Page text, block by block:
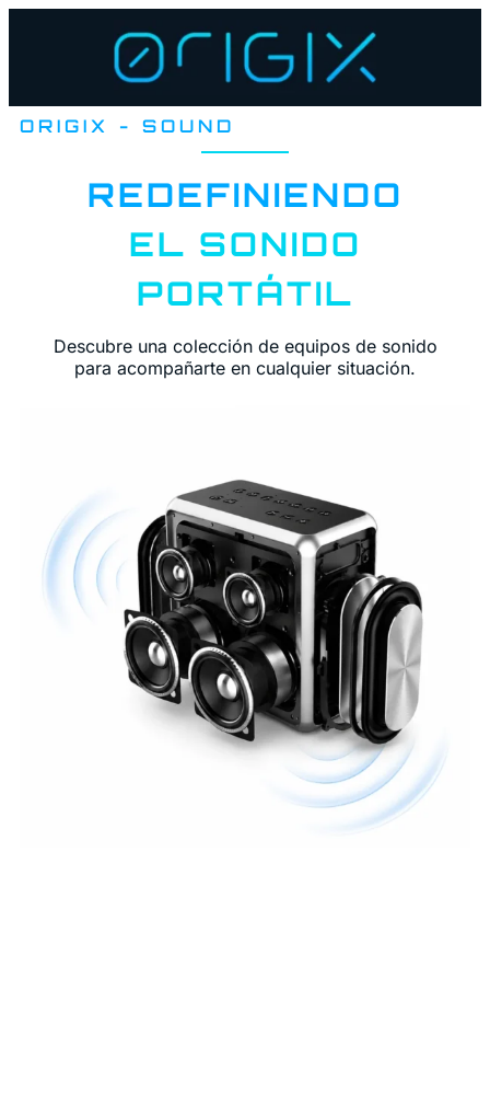
ORIGIX - SOUND
REDEFINIENDO
EL SONIDO
PORTÁTIL
Descubre una colección de equipos de sonido
para acompañarte en cualquier situación.